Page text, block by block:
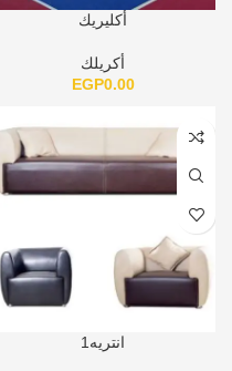
أكليريك
أكريلك
EGP0.00
انتريه1